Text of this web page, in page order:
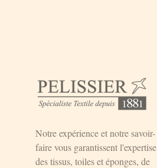
Notre expérience et notre savoir-
faire vous garantissent l'expertise
des tissus, toiles et éponges, de